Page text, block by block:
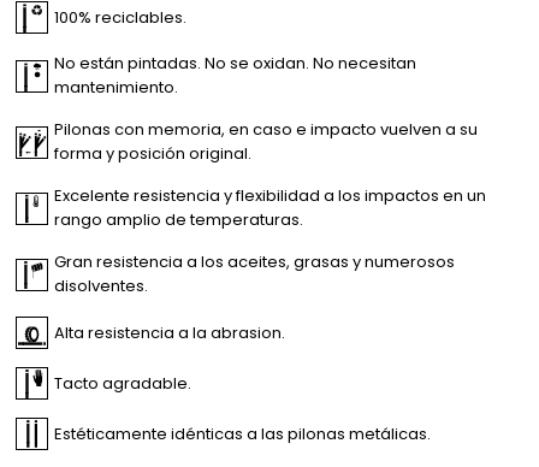
100% reciclables.
No están pintadas. No se oxidan. No necesitan
mantenimiento.
Pilonas con memoria, en caso e impacto vuelven a su
forma y posición original.
Excelente resistencia y flexibilidad a los impactos en un
rango amplio de temperaturas.
Gran resistencia a los aceites, grasas y numerosos
disolventes.
Alta resistencia a la abrasion.
Tacto agradable.
Estéticamente idénticas a las pilonas metálicas.